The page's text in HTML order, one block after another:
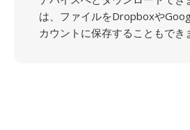
は、ファイルをDropboxや
カウントに保存することもでき